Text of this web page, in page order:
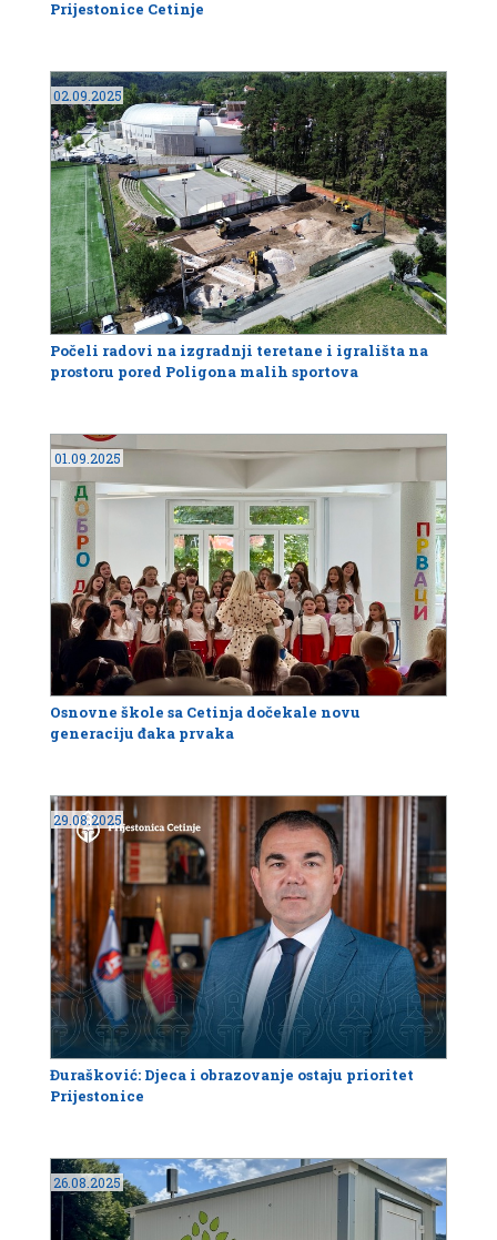
Prijestonice Cetinje
02.09.2025
Počeli radovi na izgradnji teretane i igrališta na
prostoru pored Poligona malih sportova
01.09.2025
Osnovne škole sa Cetinja dočekale novu
generaciju đaka prvaka
29.08.2025
Đurašković: Djeca i obrazovanje ostaju prioritet
Prijestonice
26.08.2025